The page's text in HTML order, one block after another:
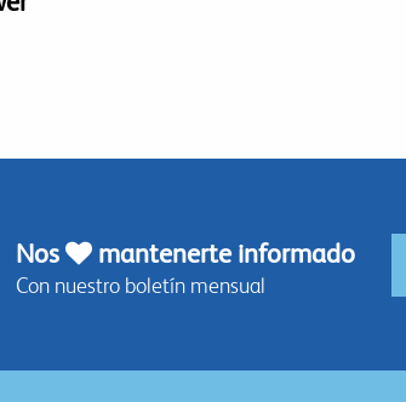
Nos mantenerte informado
Con nuestro boletín mensual